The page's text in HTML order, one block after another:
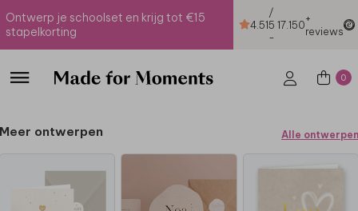
Ontwerp je schoolset en krijg tot €15
stapelkorting
4.51
/
5
-
17.150+
reviews
0
Meer ontwerpen Alle ontwerpen